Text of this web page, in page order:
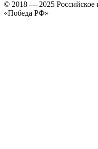
© 2018 — 2025 Российское
«Победа РФ»